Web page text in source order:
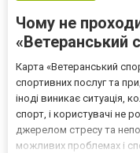
Чому не
«Ветеранський
Карта «Ветеранський
спортивних послуг та
іноді виникає ситуація,
спорт, і користувачі не
джерелом стресу та
можливих проблемах і